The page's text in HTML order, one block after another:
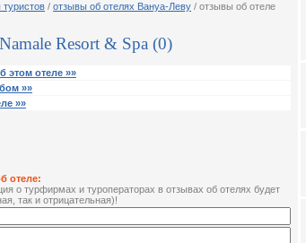
/ отзывы об отелях Вануa-Леву / отзывы об отеле
Resort & Spa (0)
этом отеле »»
»»
»»
отеле:
о турфирмах и туроператорах в отзывах об отелях будет
так и отрицательная)!